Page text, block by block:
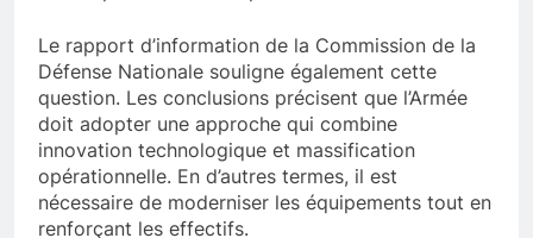
Le rapport d’information de la Commission de la
Défense Nationale souligne également cette
question. Les conclusions précisent que l’Armée
doit adopter une approche qui combine
innovation technologique et massification
opérationnelle. En d’autres termes, il est
nécessaire de moderniser les équipements tout en